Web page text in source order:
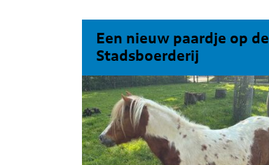
Een nieuw paardje op de
Stadsboerderij